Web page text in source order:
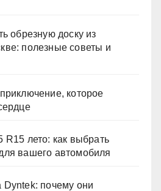
обрезную доску из
полезные советы и
которое
R15 лето: как выбрать
вашего автомобиля
Dyntek: почему они